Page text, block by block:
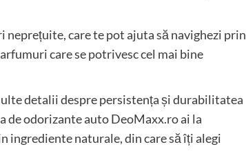
care te pot ajuta să navighezi prin
care se potrivesc cel mai bine
detalii despre persistența și durabilitatea
de odorizante auto DeoMaxx.ro ai la
ingrediente naturale, din care să îți alegi